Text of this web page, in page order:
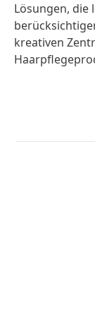
Lösungen, die
kreativen